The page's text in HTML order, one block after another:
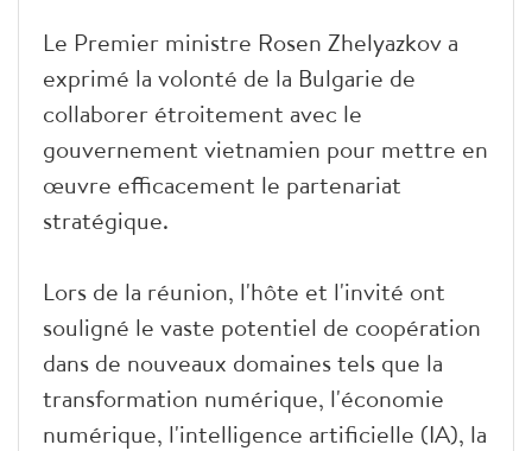
Le Premier ministre Rosen Zhelyazkov a
exprimé la volonté de la Bulgarie de
collaborer étroitement avec le
gouvernement vietnamien pour mettre en
œuvre efficacement le partenariat
stratégique.
Lors de la réunion, l'hôte et l'invité ont
souligné le vaste potentiel de coopération
dans de nouveaux domaines tels que la
transformation numérique, l'économie
numérique, l'intelligence artificielle (IA), la